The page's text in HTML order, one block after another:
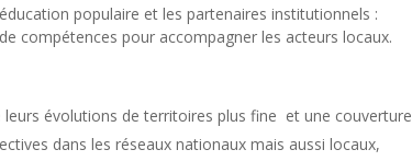
populaire et les partenaires institutionnels :
compétences pour accompagner les acteurs locaux.
évolutions de territoires plus fine et une couverture
dans les réseaux nationaux mais aussi locaux,